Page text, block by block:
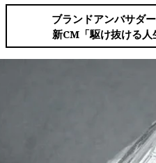
ブランドアンバサダ
新CM「駆け抜ける